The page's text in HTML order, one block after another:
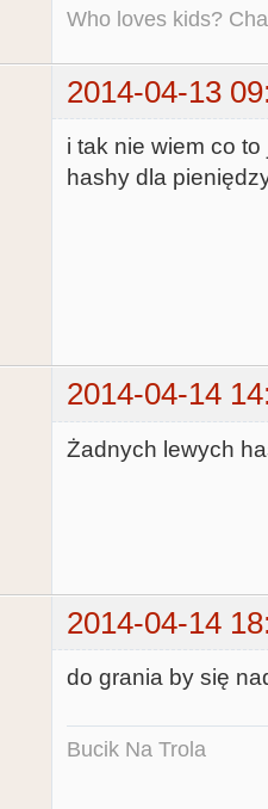
Who loves kids?
2014-04-13
i tak nie wiem co
hashy dla
2014-04-14
Żadnych lewych
2014-04-14
do grania by się
Bucik Na Trola